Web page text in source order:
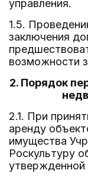
управления.
1.5.
заключения
возможности
2. Порядок
2.1. При
аренду
имущества
Роскультуру
утвержденной